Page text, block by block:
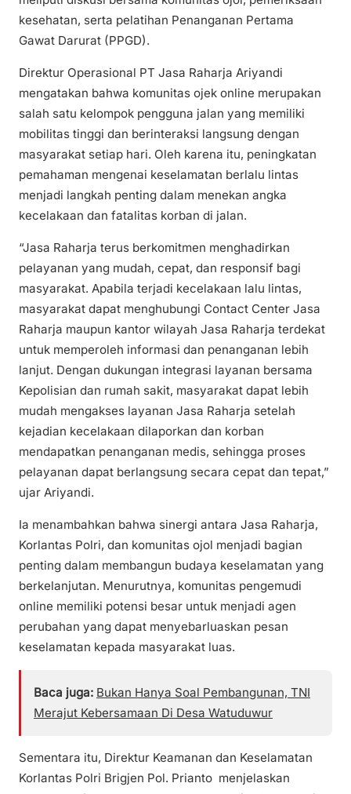
kesehatan, serta pelatihan Penanganan Pertama
Gawat Darurat (PPGD).
Direktur Operasional PT Jasa Raharja Ariyandi
mengatakan bahwa komunitas ojek online merupakan
salah satu kelompok pengguna jalan yang memiliki
mobilitas tinggi dan berinteraksi langsung dengan
masyarakat setiap hari. Oleh karena itu, peningkatan
pemahaman mengenai keselamatan berlalu lintas
menjadi langkah penting dalam menekan angka
kecelakaan dan fatalitas korban di jalan.
“Jasa Raharja terus berkomitmen menghadirkan
pelayanan yang mudah, cepat, dan responsif bagi
masyarakat. Apabila terjadi kecelakaan lalu lintas,
masyarakat dapat menghubungi Contact Center Jasa
Raharja maupun kantor wilayah Jasa Raharja terdekat
untuk memperoleh informasi dan penanganan lebih
lanjut. Dengan dukungan integrasi layanan bersama
Kepolisian dan rumah sakit, masyarakat dapat lebih
mudah mengakses layanan Jasa Raharja setelah
kejadian kecelakaan dilaporkan dan korban
mendapatkan penanganan medis, sehingga proses
pelayanan dapat berlangsung secara cepat dan tepat,”
ujar Ariyandi.
Ia menambahkan bahwa sinergi antara Jasa Raharja,
Korlantas Polri, dan komunitas ojol menjadi bagian
penting dalam membangun budaya keselamatan yang
berkelanjutan. Menurutnya, komunitas pengemudi
online memiliki potensi besar untuk menjadi agen
perubahan yang dapat menyebarluaskan pesan
keselamatan kepada masyarakat luas.
Baca juga: Bukan Hanya Soal Pembangunan, TNI
Merajut Kebersamaan Di Desa Watuduwur
Sementara itu, Direktur Keamanan dan Keselamatan
Korlantas Polri Brigjen Pol. Prianto menjelaskan